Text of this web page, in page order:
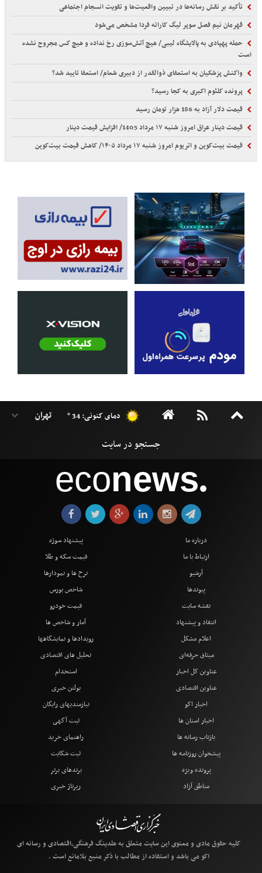
تأکید بر نقش رسانه‌ها در تبیین واقعیت‌ها و تقویت انسجام اجتماعی
قهرمان نیم فصل سوپر لیگ کاراته فردا مشخص می‌شود
حمله پهپادی به پالایشگاه لیبی/ هیچ آتش‌سوزی رخ نداده و هیچ کس مجروح نشده
است
واکنش پزشکیان به استعفای ذوالقدر از دبیری شعام/ استعفا تایید شد؟
پرونده کلثوم اکبری به کجا رسید؟
قیمت دلار آزاد به 186 هزار تومان رسید
قیمت دینار عراق امروز شنبه ۱۷ مرداد 1405/ افزایش قیمت دینار
قیمت بیت‌کوین و اتریوم امروز شنبه ۱۷ مرداد ۱۴۰۵/ کاهش قیمت بیت‌کوین
دمای کنونی: 34 °
econews●
درباره ما
ارتباط با ما
آرشیو
پیوندها
نقشه سایت
انتقاد و پیشنهاد
اعلام مشکل
میثاق حرفه‌ای
پیشنهاد سوژه
قیمت سکه و طلا
نرخ ها و نمودارها
شاخص بورس
قیمت خودرو
آمار و شاخص ها
رویدادها و نمایشگاهها
تحلیل های اقتصادی
عناوین کل اخبار
عناوین اقتصادی
اخبار اکو
اخبار استان ها
بازتاب رسانه ها
پیشخوان روزنامه ها
پرونده ویژه
مناطق آزاد
استخدام
بولتن خبری
نیازمندیهای رایگان
ثبت آگهی
راهنمای خرید
ثبت شکایت
برندهای برتر
رپرتاژ خبری
کلیه حقوق مادی و معنوی این سایت متعلق به هلدینگ فرهنگی،اقتصادی و رسانه ای
اکو می باشد و استفاده از مطالب با ذکر منبع بلامانع است .